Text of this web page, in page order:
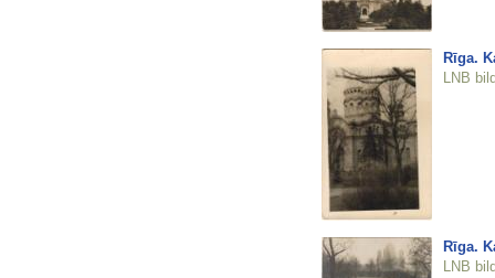
Rīga.
LNB
Rīga.
LNB